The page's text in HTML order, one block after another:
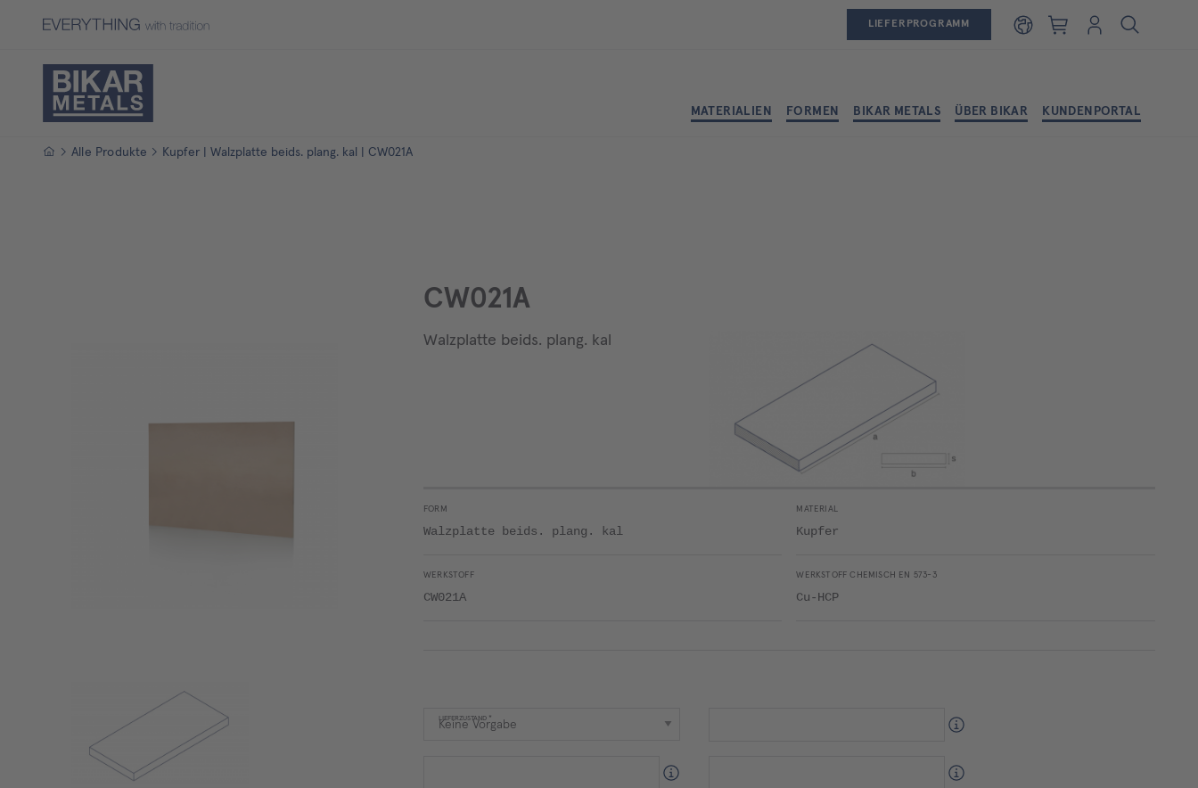
LIEFERPROGRAMM Warenkorb
Login
MATERIALIEN FORMEN BIKAR METALS ÜBER BIKAR KUNDENPORTAL
StartseiteAlle Produkte Kupfer | Walzplatte beids. plang. kal | CW021A
CW021A
Walzplatte beids. plang. kal
FORM
Walzplatte beids. plang. kal
MATERIAL
Kupfer
WERKSTOFF
CW021A
WERKSTOFF CHEMISCH EN 573-3
Cu-HCP
LIEFERZUSTAND